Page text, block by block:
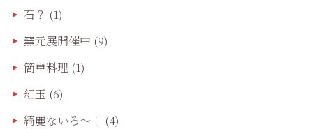
石？ (1)
窯元展開催中 (9)
簡単料理 (1)
紅玉 (6)
綺麗ないろ～！ (4)